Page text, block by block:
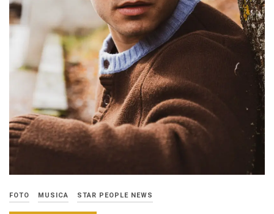
FOTO MUSICA STAR PEOPLE NEWS